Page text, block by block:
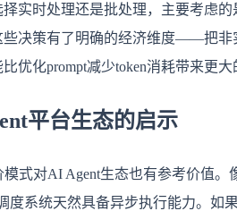
实时处理还是批处理，主要考虑的
些决策有了明确的经济维度——把非
优化prompt减少token消耗带来更
平台生态的启示
模式对AI Agent生态也有参考价值。
度系统天然具备异步执行能力。如